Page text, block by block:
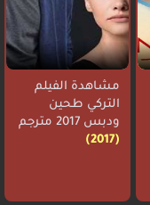
مشاهدة الفيلم
التركي طحين
ودبس 2017 مترجم
(2017)